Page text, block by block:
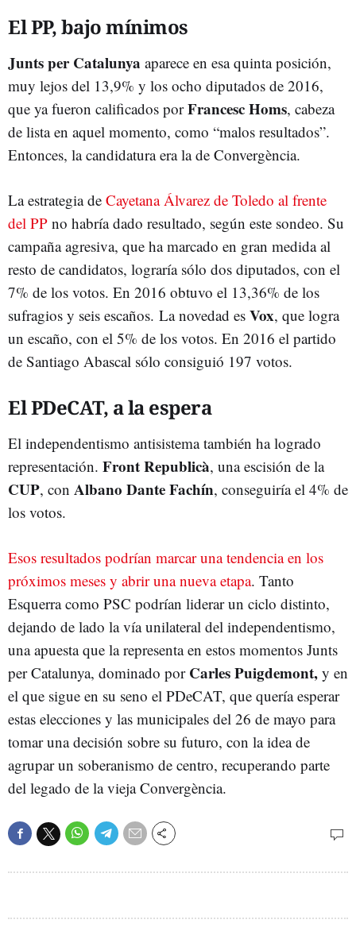
El PP, bajo mínimos
Junts per Catalunya aparece en esa quinta posición,
muy lejos del 13,9% y los ocho diputados de 2016,
que ya fueron calificados porFrancesc Homs, cabeza
de lista en aquel momento, como “malos resultados”.
Entonces, la candidatura era la de Convergència.
La estrategia de Cayetana Álvarez de Toledo al frente
del PP no habría dado resultado, según este sondeo. Su
campaña agresiva, que ha marcado en gran medida al
resto de candidatos, lograría sólo dos diputados, con el
7% de los votos. En 2016 obtuvo el 13,36% de los
sufragios y seis escaños. La novedad es Vox, que logra
un escaño, con el 5% de los votos. En 2016 el partido
de Santiago Abascal sólo consiguió 197 votos.
El PDeCAT, a la espera
El independentismo antisistema también ha logrado
representación. Front Republicà, una escisión de la
CUP, con Albano Dante Fachín, conseguiría el 4% de
los votos.
Esos resultados podrían marcar una tendencia en los
próximos meses y abrir una nueva etapa. Tanto
Esquerra como PSC podrían liderar un ciclo distinto,
dejando de lado la vía unilateral del independentismo,
una apuesta que la representa en estos momentos Junts
per Catalunya, dominado por Carles Puigdemont, y en
el que sigue en su seno el PDeCAT, que quería esperar
estas elecciones y las municipales del 26 de mayo para
tomar una decisión sobre su futuro, con la idea de
agrupar un soberanismo de centro, recuperando parte
del legado de la vieja Convergència.